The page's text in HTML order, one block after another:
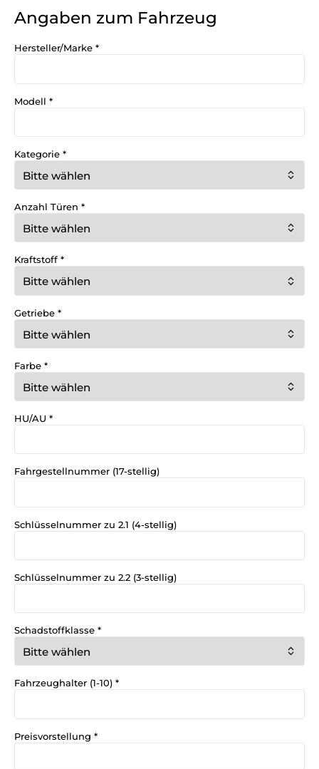
Angaben zum Fahrzeug
Hersteller/Marke *
Modell *
Kategorie *
Anzahl Türen *
Kraftstoff *
Getriebe *
Farbe *
HU/AU *
Fahrgestellnummer (17-stellig)
Schlüsselnummer zu 2.1 (4-stellig)
Schlüsselnummer zu 2.2 (3-stellig)
Schadstoffklasse *
Fahrzeughalter (1-10) *
Preisvorstellung *